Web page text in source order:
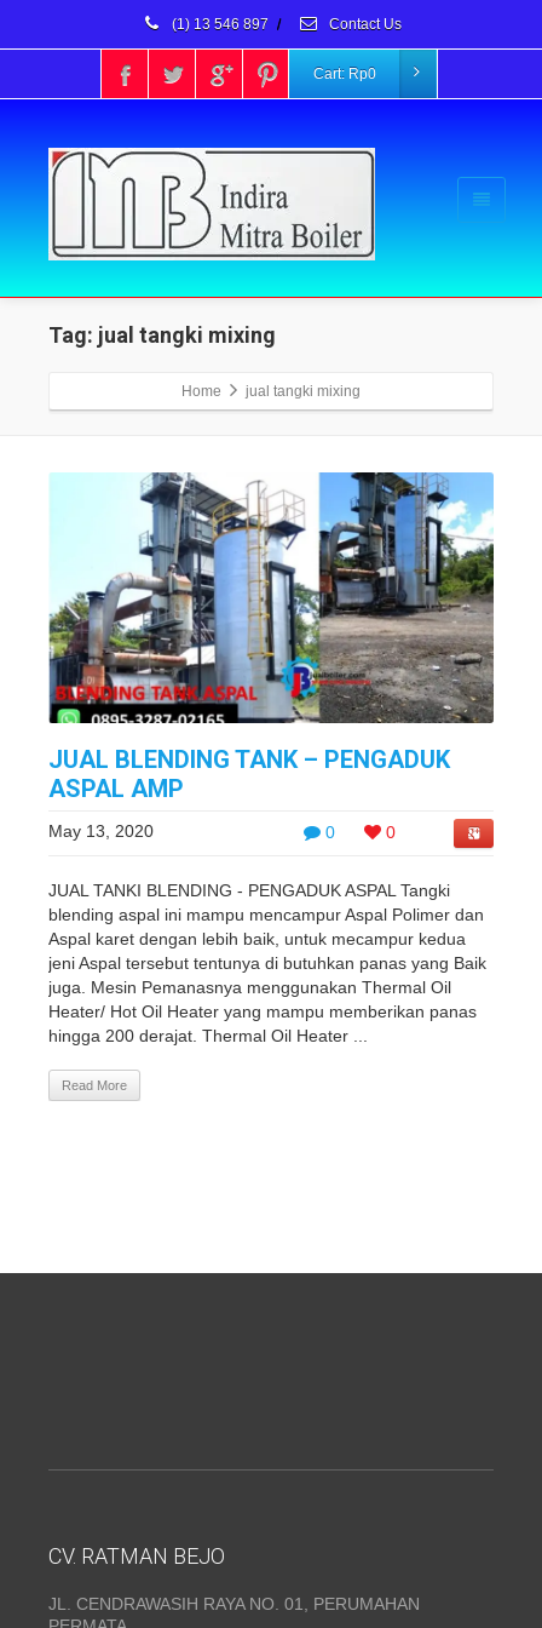
(1) 13 546 897 / Contact Us
Cart: Rp0
Tag: jual tangki mixing
Home jual tangki mixing
JUAL BLENDING TANK – PENGADUK
ASPAL AMP
0 0
May 13, 2020
JUAL TANKI BLENDING - PENGADUK ASPAL Tangki
blending aspal ini mampu mencampur Aspal Polimer dan
Aspal karet dengan lebih baik, untuk mecampur kedua
jeni Aspal tersebut tentunya di butuhkan panas yang Baik
juga. Mesin Pemanasnya menggunakan Thermal Oil
Heater/ Hot Oil Heater yang mampu memberikan panas
hingga 200 derajat. Thermal Oil Heater ...
Read More
CV. RATMAN BEJO
JL. CENDRAWASIH RAYA NO. 01, PERUMAHAN